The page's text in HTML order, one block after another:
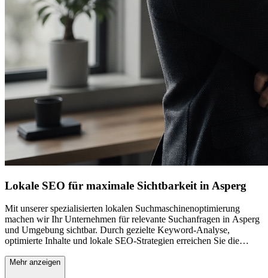
Lokale SEO für maximale Sichtbarkeit in Asperg
Mit unserer spezialisierten lokalen Suchmaschinenoptimierung
machen wir Ihr Unternehmen für relevante Suchanfragen in Asperg
und Umgebung sichtbar. Durch gezielte Keyword-Analyse,
optimierte Inhalte und lokale SEO-Strategien erreichen Sie die
Branchenbegriffe als auch für lokale Suchanfragen mit Bezug zu
Mehr anzeigen